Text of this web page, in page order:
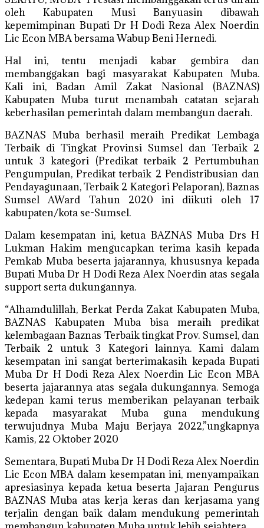
oleh Kabupaten Musi Banyuasin dibawah
kepemimpinan Bupati Dr H Dodi Reza Alex Noerdin
Lic Econ MBA bersama Wabup Beni Hernedi.
Hal ini, tentu menjadi kabar gembira dan
membanggakan bagi masyarakat Kabupaten Muba.
Kali ini, Badan Amil Zakat Nasional (BAZNAS)
Kabupaten Muba turut menambah catatan sejarah
keberhasilan pemerintah dalam membangun daerah.
BAZNAS Muba berhasil meraih Predikat Lembaga
Terbaik di Tingkat Provinsi Sumsel dan Terbaik 2
untuk 3 kategori (Predikat terbaik 2 Pertumbuhan
Pengumpulan, Predikat terbaik 2 Pendistribusian dan
Pendayagunaan, Terbaik 2 Kategori Pelaporan), Baznas
Sumsel AWard Tahun 2020 ini diikuti oleh 17
kabupaten/kota se-Sumsel.
Dalam kesempatan ini, ketua BAZNAS Muba Drs H
Lukman Hakim mengucapkan terima kasih kepada
Pemkab Muba beserta jajarannya, khususnya kepada
Bupati Muba Dr H Dodi Reza Alex Noerdin atas segala
support serta dukungannya.
“Alhamdulillah, Berkat Perda Zakat Kabupaten Muba,
BAZNAS Kabupaten Muba bisa meraih predikat
kelembagaan Baznas Terbaik tingkat Prov. Sumsel, dan
Terbaik 2 untuk 3 Kategori lainnya. Kami dalam
kesempatan ini sangat berterimakasih kepada Bupati
Muba Dr H Dodi Reza Alex Noerdin Lic Econ MBA
beserta jajarannya atas segala dukungannya. Semoga
kedepan kami terus memberikan pelayanan terbaik
kepada masyarakat Muba guna mendukung
terwujudnya Muba Maju Berjaya 2022,”ungkapnya
Kamis, 22 Oktober 2020
Sementara, Bupati Muba Dr H Dodi Reza Alex Noerdin
Lic Econ MBA dalam kesempatan ini, menyampaikan
apresiasinya kepada ketua beserta Jajaran Pengurus
BAZNAS Muba atas kerja keras dan kerjasama yang
terjalin dengan baik dalam mendukung pemerintah